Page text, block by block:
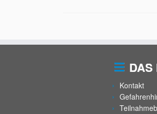
DAS
Kontakt